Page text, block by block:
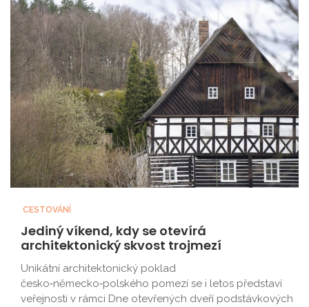
CESTOVÁNÍ
Jediný víkend, kdy se otevírá
architektonický skvost trojmezí
Unikátní architektonický poklad
česko‑německo‑polského pomezí se i letos představí
veřejnosti v rámci Dne otevřených dveří podstávkových